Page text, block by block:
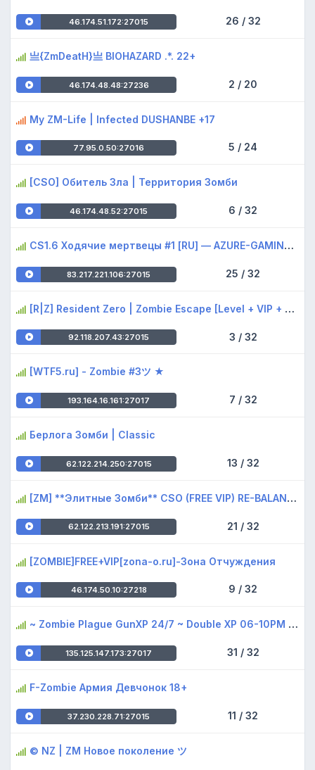
46.174.51.172:27015 26 / 32
亗{ZmDeatH}亗 BIOHAZARD .*. 22+
46.174.48.48:27236 2 / 20
My ZM-Life | Infected DUSHANBE +17
77.95.0.50:27016 5 / 24
[CSO] Обитель Зла | Территория Зомби
46.174.48.52:27015 6 / 32
CS1.6 Ходячие мертвецы #1 [RU] — AZURE-GAMING.RU
83.217.221.106:27015 25 / 32
[R|Z] Resident Zero | Zombie Escape [Level + VIP + CSO]
92.118.207.43:27015 3 / 32
[WTF5.ru] - Zombie #3ツ ★
193.164.16.161:27017 7 / 32
Берлога Зомби | Classic
62.122.214.250:27015 13 / 32
[ZM] **Элитныe Зoмби** CSO (FREE VIP) RE-BALANCE
62.122.213.191:27015 21 / 32
[ZOMBIE]FREE+VIP[zona-o.ru]-Зона Отчуждения
46.174.50.10:27218 9 / 32
~ Zombie Plague GunXP 24/7 ~ Double XP 06-10PM EET
135.125.147.173:27017 31 / 32
F-Zombie Армия Девчонок 18+
37.230.228.71:27015 11 / 32
© NZ | ZM Новое поколение ツ